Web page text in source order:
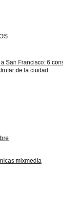
a San Francisco: 6
de la ciudad
mixmedia